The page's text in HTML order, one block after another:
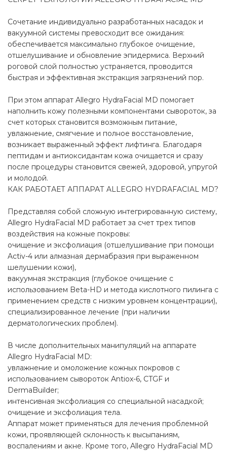
Сочетание индивидуально разработанных насадок и
вакуумной системы превосходит все ожидания:
обеспечивается максимально глубокое очищение,
отшелушивание и обновление эпидермиса. Верхний
роговой слой полностью устраняется, проводится
быстрая и эффективная экстракция загрязнений пор.
При этом аппарат Allegro HydraFacial MD помогает
наполнить кожу полезными компонентами сывороток, за
счет которых становится возможным питание,
увлажнение, смягчение и полное восстановление,
возникает выраженный эффект лифтинга. Благодаря
пептидам и антиоксидантам кожа очищается и сразу
после процедуры становится свежей, здоровой, упругой
и молодой.
КАК РАБОТАЕТ АППАРАТ ALLEGRO HYDRAFACIAL MD?
Представляя собой сложную интегрированную систему,
Allegro HydraFacial MD работает за счет трех типов
воздействия на кожные покровы:
очищение и эксфолиация (отшелушивание при помощи
Activ-4 или алмазная дермабразия при выраженном
шелушении кожи),
вакуумная экстракция (глубокое очищение с
использованием Beta-HD и метода кислотного пилинга с
применением средств с низким уровнем концентрации),
специализированное лечение (при наличии
дерматологических проблем).
В числе дополнительных манипуляций на аппарате
Allegro HydraFacial MD:
увлажнение и омоложение кожных покровов с
использованием сывороток Antiox-6, CTGF и
DermaBuilder;
интенсивная эксфолиация со специальной насадкой;
очищение и эксфолиация тела.
Аппарат может применяться для лечения проблемной
кожи, проявляющей склонность к высыпаниям,
воспалениям и акне. Кроме того, Allegro HydraFacial MD